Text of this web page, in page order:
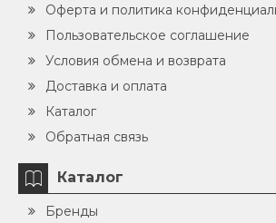
Оферта и политика
Пользовательское соглашение
Условия обмена и возврата
Доставка и оплата
Каталог
Обратная связь
Каталог
Бренды